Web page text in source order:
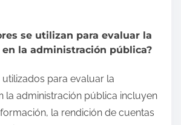
se utilizan para evaluar la
la administración pública?
para evaluar la
la administración pública incluyen
la rendición de cuentas